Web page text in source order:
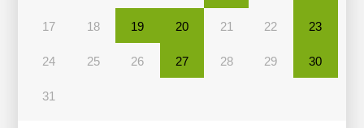
17 18 19 20 21 22 23
24 25 26 27 28 29 30
31